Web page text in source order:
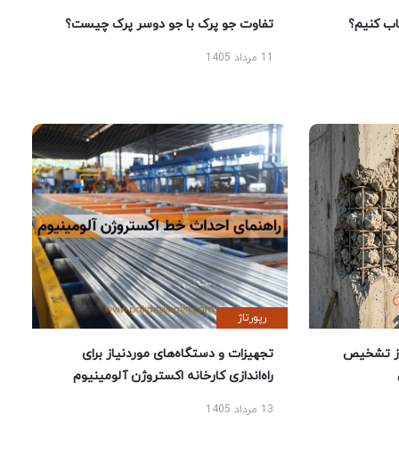
کنیم؟ تفاوت جو پرک با جو دوسر پرک چیست؟
تشخیص
رپورتاژ
تجهیزات و دستگاه‌های موردنیاز برای
راه‌اندازی کارخانه اکستروژن آلومینیوم
13 مرداد 1405